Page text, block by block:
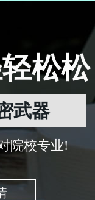
松松
武器
院校专业!